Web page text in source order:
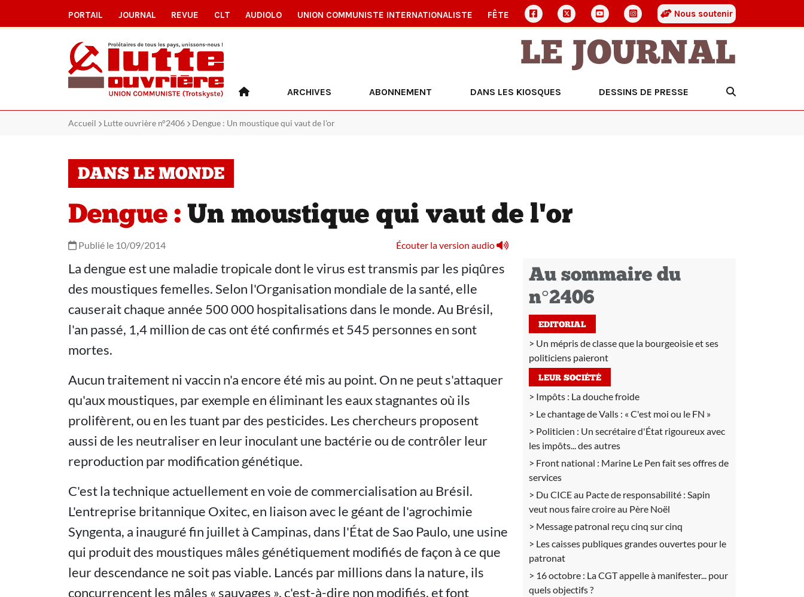
PORTAIL JOURNAL REVUE CLT AUDIOLO UNION COMMUNISTE INTERNATIONALISTE FÊTE Nous soutenir
LE JOURNAL
ARCHIVES ABONNEMENT DANS LES KIOSQUES DESSINS DE PRESSE
Accueil Lutte ouvrière n°2406 Dengue : Un moustique qui vaut de l'or
DANS LE MONDE
Dengue : Un moustique qui vaut de l'or
Publié le 10/09/2014 Écouter la version audio
La dengue est une maladie tropicale dont le virus est transmis par les piqûres
des moustiques femelles. Selon l'Organisation mondiale de la santé, elle
causerait chaque année 500 000 hospitalisations dans le monde. Au Brésil,
l'an passé, 1,4 million de cas ont été confirmés et 545 personnes en sont
mortes.
Aucun traitement ni vaccin n'a encore été mis au point. On ne peut s'attaquer
qu'aux moustiques, par exemple en éliminant les eaux stagnantes où ils
prolifèrent, ou en les tuant par des pesticides. Les chercheurs proposent
aussi de les neutraliser en leur inoculant une bactérie ou de contrôler leur
reproduction par modification génétique.
C'est la technique actuellement en voie de commercialisation au Brésil.
L'entreprise britannique Oxitec, en liaison avec le géant de l'agrochimie
Syngenta, a inauguré fin juillet à Campinas, dans l'État de Sao Paulo, une usine
qui produit des moustiques mâles génétiquement modifiés de façon à ce que
leur descendance ne soit pas viable. Lancés par millions dans la nature, ils
concurrencent les mâles « sauvages », c'est-à-dire non modifiés, et font
Au sommaire du
n°2406
EDITORIAL
Un mépris de classe que la bourgeoisie et ses
politiciens paieront
LEUR SOCIÉTÉ
Impôts : La douche froide
Le chantage de Valls : « C'est moi ou le FN »
Politicien : Un secrétaire d'État rigoureux avec
les impôts... des autres
Front national : Marine Le Pen fait ses offres de
services
Du CICE au Pacte de responsabilité : Sapin
veut nous faire croire au Père Noël
Message patronal reçu cinq sur cinq
Les caisses publiques grandes ouvertes pour le
patronat
16 octobre : La CGT appelle à manifester... pour
quels objectifs ?